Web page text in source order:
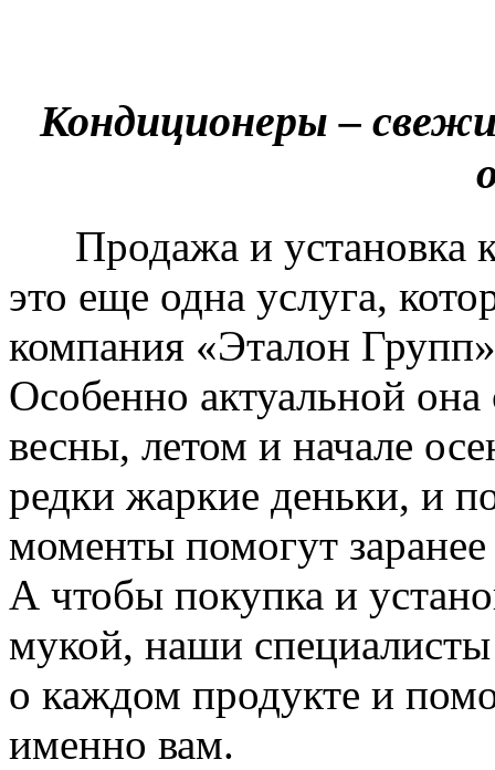
Кондиционеры –
Продажа и установка
это еще одна услуга,
компания «Эталон
Особенно актуальной она
весны, летом и начале
редки жаркие деньки, и
моменты помогут
А чтобы покупка и
мукой, наши специалисты
о каждом продукте и
именно вам.